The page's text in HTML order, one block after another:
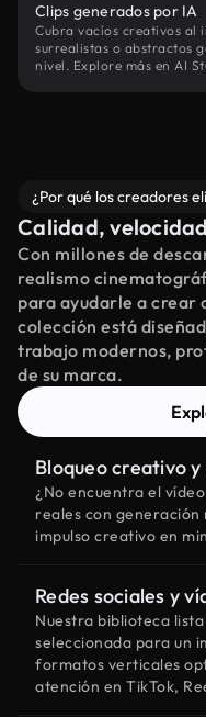
Clips generados por IA
Cubra vacíos creativos al
surrealistas o abstractos
nivel. Explore más en AI
¿Por qué los creadores
Calidad,
Con millones de
realismo
para ayudarle a crear
colección está
trabajo modernos,
de su marca.
Bloqueo creativo y
¿No encuentra el
reales con generación
impulso creativo en
Redes sociales y
Nuestra biblioteca
seleccionada para un
formatos verticales
atención en TikTok,